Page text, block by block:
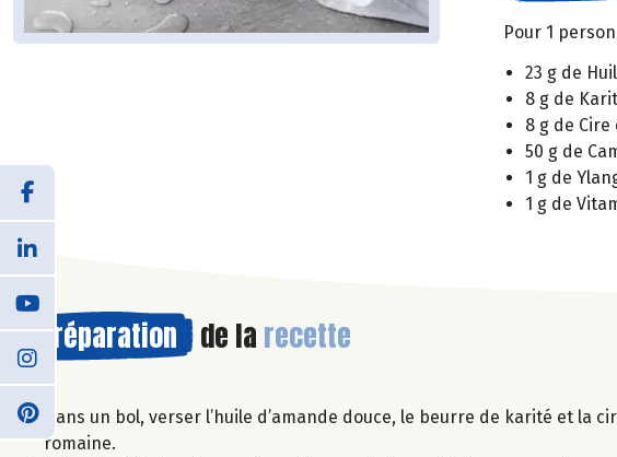
Pour 1
23 g de
8 g de
8 g de
50 g de
1 g de
1 g de
Préparation de la recette
Dans un bol, verser l’huile d’amande douce, le beurre de karité et la
romaine.